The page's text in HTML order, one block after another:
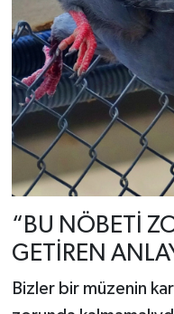
“BU NÖBETİ
GETİREN
Bizler bir müzenin